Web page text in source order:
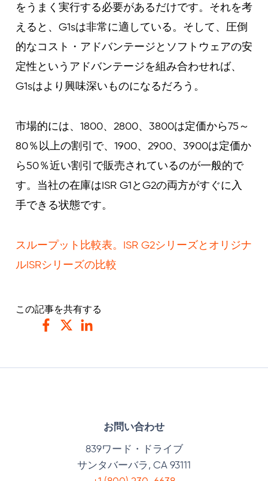
をうまく実行する必要があるだけです。それを考
えると、G1sは非常に適している。そして、圧倒
的なコスト・アドバンテージとソフトウェアの安
定性というアドバンテージを組み合わせれば、
G1sはより興味深いものになるだろう。
市場的には、1800、2800、3800は定価から75～
80％以上の割引で、1900、2900、3900は定価か
ら50％近い割引で販売されているのが一般的で
す。当社の在庫はISR G1とG2の両方がすぐに入
手できる状態です。
スループット比較表。ISR G2シリーズとオリジナ
ルISRシリーズの比較
この記事を共有する
お問い合わせ
839ワード・ドライブ
サンタバーバラ, CA 93111